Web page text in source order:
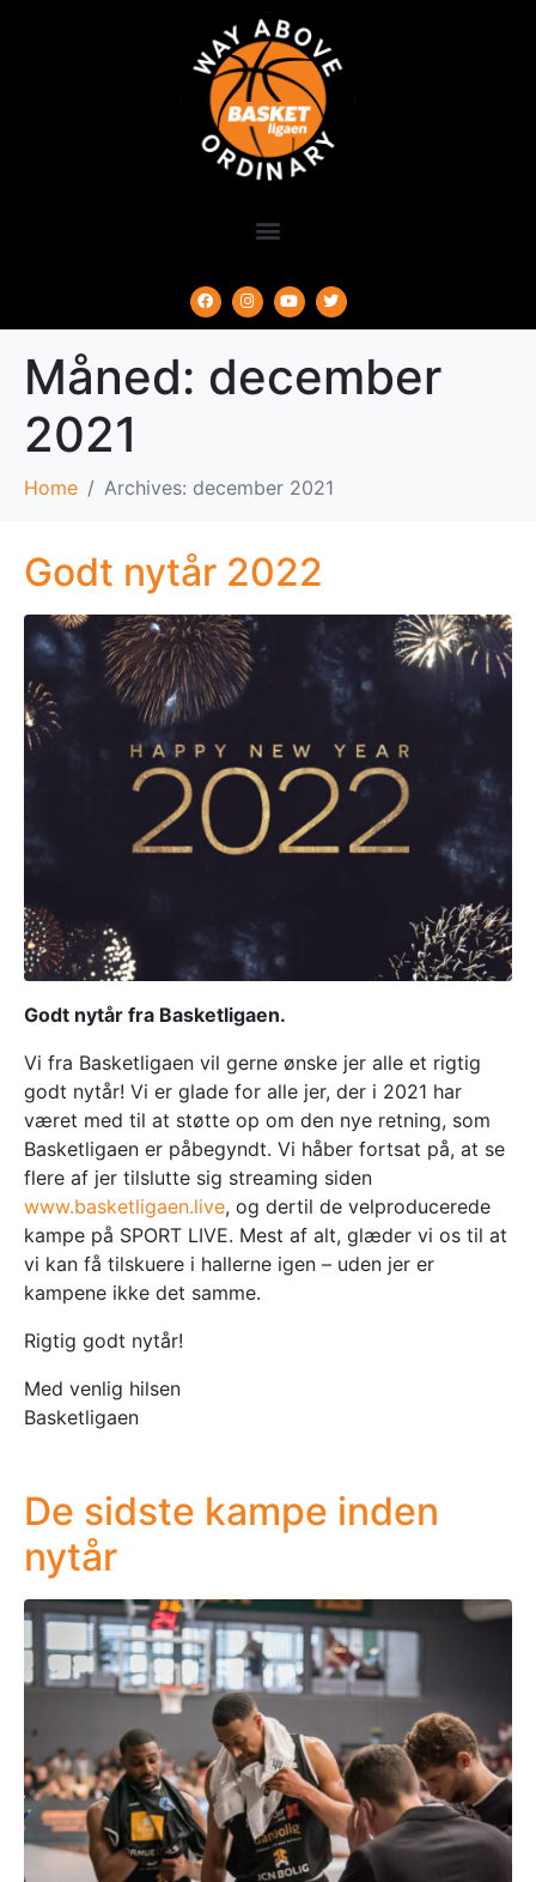
Måned: december
2021
Home Archives: december 2021
Godt nytår 2022
Godt nytår fra Basketligaen.
Vi fra Basketligaen vil gerne ønske jer alle et rigtig
godt nytår! Vi er glade for alle jer, der i 2021 har
været med til at støtte op om den nye retning, som
Basketligaen er påbegyndt. Vi håber fortsat på, at se
flere af jer tilslutte sig streaming siden
www.basketligaen.live, og dertil de velproducerede
kampe på SPORT LIVE. Mest af alt, glæder vi os til at
vi kan få tilskuere i hallerne igen – uden jer er
kampene ikke det samme.
Rigtig godt nytår!
Med venlig hilsen
Basketligaen
De sidste kampe inden
nytår